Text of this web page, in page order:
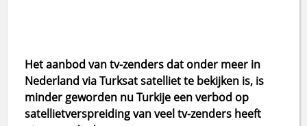
Het aanbod van tv-zenders dat onder meer in
Nederland via Turksat satelliet te bekijken is, is
minder geworden nu Turkije een verbod op
satellietverspreiding van veel tv-zenders heeft